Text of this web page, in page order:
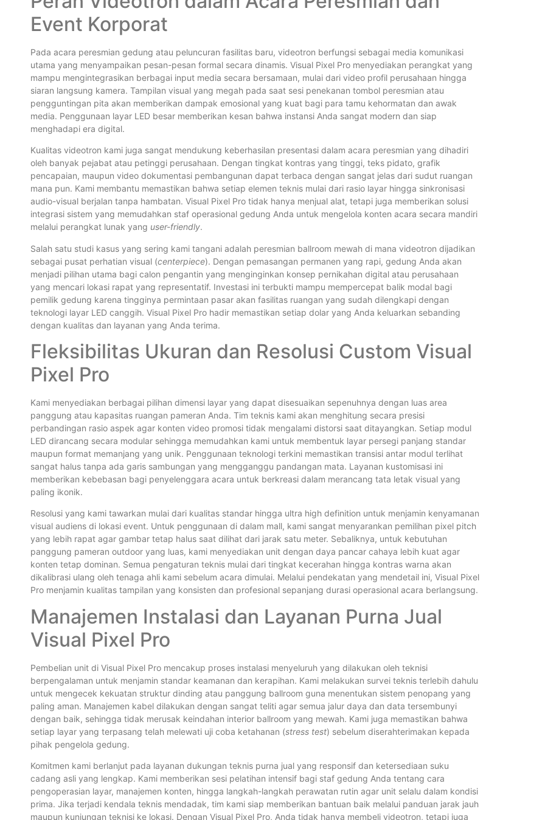
Event Korporat
Pada acara peresmian gedung atau peluncuran fasilitas baru, videotron berfungsi sebagai media komunikasi
utama yang menyampaikan pesan-pesan formal secara dinamis. Visual Pixel Pro menyediakan perangkat yang
mampu mengintegrasikan berbagai input media secara bersamaan, mulai dari video profil perusahaan hingga
siaran langsung kamera. Tampilan visual yang megah pada saat sesi penekanan tombol peresmian atau
pengguntingan pita akan memberikan dampak emosional yang kuat bagi para tamu kehormatan dan awak
media. Penggunaan layar LED besar memberikan kesan bahwa instansi Anda sangat modern dan siap
menghadapi era digital.
Kualitas videotron kami juga sangat mendukung keberhasilan presentasi dalam acara peresmian yang dihadiri
oleh banyak pejabat atau petinggi perusahaan. Dengan tingkat kontras yang tinggi, teks pidato, grafik
pencapaian, maupun video dokumentasi pembangunan dapat terbaca dengan sangat jelas dari sudut ruangan
mana pun. Kami membantu memastikan bahwa setiap elemen teknis mulai dari rasio layar hingga sinkronisasi
audio-visual berjalan tanpa hambatan. Visual Pixel Pro tidak hanya menjual alat, tetapi juga memberikan solusi
integrasi sistem yang memudahkan staf operasional gedung Anda untuk mengelola konten acara secara mandiri
melalui perangkat lunak yang user-friendly.
Salah satu studi kasus yang sering kami tangani adalah peresmian ballroom mewah di mana videotron dijadikan
sebagai pusat perhatian visual (centerpiece). Dengan pemasangan permanen yang rapi, gedung Anda akan
menjadi pilihan utama bagi calon pengantin yang menginginkan konsep pernikahan digital atau perusahaan
yang mencari lokasi rapat yang representatif. Investasi ini terbukti mampu mempercepat balik modal bagi
pemilik gedung karena tingginya permintaan pasar akan fasilitas ruangan yang sudah dilengkapi dengan
teknologi layar LED canggih. Visual Pixel Pro hadir memastikan setiap dolar yang Anda keluarkan sebanding
dengan kualitas dan layanan yang Anda terima.
Fleksibilitas Ukuran dan Resolusi Custom Visual
Pixel Pro
Kami menyediakan berbagai pilihan dimensi layar yang dapat disesuaikan sepenuhnya dengan luas area
panggung atau kapasitas ruangan pameran Anda. Tim teknis kami akan menghitung secara presisi
perbandingan rasio aspek agar konten video promosi tidak mengalami distorsi saat ditayangkan. Setiap modul
LED dirancang secara modular sehingga memudahkan kami untuk membentuk layar persegi panjang standar
maupun format memanjang yang unik. Penggunaan teknologi terkini memastikan transisi antar modul terlihat
sangat halus tanpa ada garis sambungan yang mengganggu pandangan mata. Layanan kustomisasi ini
memberikan kebebasan bagi penyelenggara acara untuk berkreasi dalam merancang tata letak visual yang
paling ikonik.
Resolusi yang kami tawarkan mulai dari kualitas standar hingga ultra high definition untuk menjamin kenyamanan
visual audiens di lokasi event. Untuk penggunaan di dalam mall, kami sangat menyarankan pemilihan pixel pitch
yang lebih rapat agar gambar tetap halus saat dilihat dari jarak satu meter. Sebaliknya, untuk kebutuhan
panggung pameran outdoor yang luas, kami menyediakan unit dengan daya pancar cahaya lebih kuat agar
konten tetap dominan. Semua pengaturan teknis mulai dari tingkat kecerahan hingga kontras warna akan
dikalibrasi ulang oleh tenaga ahli kami sebelum acara dimulai. Melalui pendekatan yang mendetail ini, Visual Pixel
Pro menjamin kualitas tampilan yang konsisten dan profesional sepanjang durasi operasional acara berlangsung.
Manajemen Instalasi dan Layanan Purna Jual
Visual Pixel Pro
Pembelian unit di Visual Pixel Pro mencakup proses instalasi menyeluruh yang dilakukan oleh teknisi
berpengalaman untuk menjamin standar keamanan dan kerapihan. Kami melakukan survei teknis terlebih dahulu
untuk mengecek kekuatan struktur dinding atau panggung ballroom guna menentukan sistem penopang yang
paling aman. Manajemen kabel dilakukan dengan sangat teliti agar semua jalur daya dan data tersembunyi
dengan baik, sehingga tidak merusak keindahan interior ballroom yang mewah. Kami juga memastikan bahwa
setiap layar yang terpasang telah melewati uji coba ketahanan (stress test) sebelum diserahterimakan kepada
pihak pengelola gedung.
Komitmen kami berlanjut pada layanan dukungan teknis purna jual yang responsif dan ketersediaan suku
cadang asli yang lengkap. Kami memberikan sesi pelatihan intensif bagi staf gedung Anda tentang cara
pengoperasian layar, manajemen konten, hingga langkah-langkah perawatan rutin agar unit selalu dalam kondisi
prima. Jika terjadi kendala teknis mendadak, tim kami siap memberikan bantuan baik melalui panduan jarak jauh
maupun kunjungan teknisi ke lokasi. Dengan Visual Pixel Pro, Anda tidak hanya membeli videotron, tetapi juga